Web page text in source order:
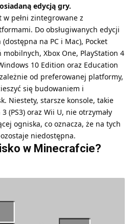
edycją gry.
w pełni zintegrowane z
Do obsługiwanych edycji
na PC i Mac), Pocket
mobilnych, Xbox One, PlayStation 4
10 Edition oraz Education
od preferowanej platformy,
się budowaniem i
Niestety, starsze konsole, takie
(PS3) oraz Wii U, nie otrzymały
ogniska, co oznacza, że na tych
niedostępna.
w Minecrafcie?